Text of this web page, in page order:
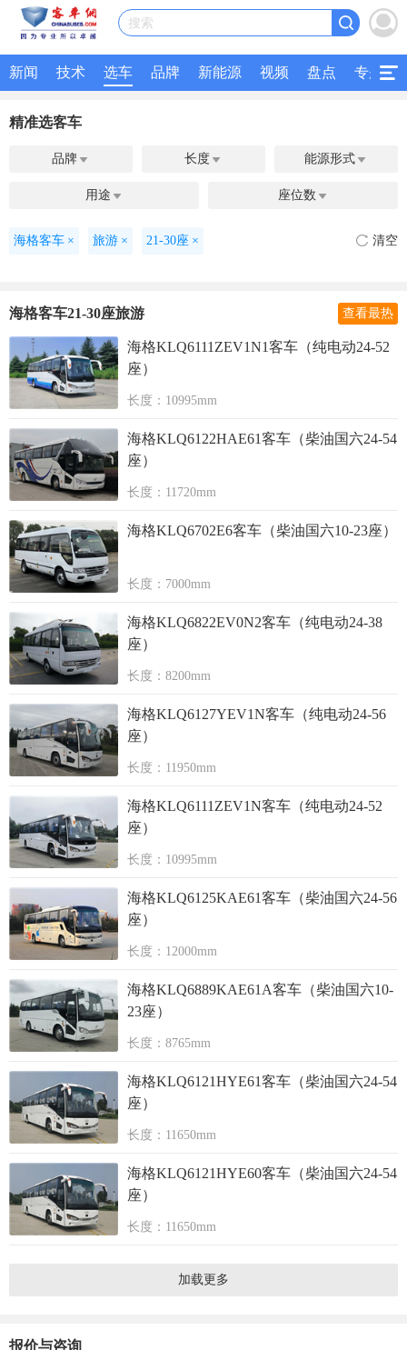
搜索
新闻 技术 选车 品牌 新能源 视频 盘点 专题
精准选客车
品牌  长度  能源形式 
用途  座位数 
海格客车 × 旅游 × 21-30座 × 清空
海格客车21-30座旅游 查看最热
海格KLQ6111ZEV1N1客车（纯电动24-52
座）
长度：10995mm
海格KLQ6122HAE61客车（柴油国六24-54
座）
长度：11720mm
海格KLQ6702E6客车（柴油国六10-23座）
长度：7000mm
海格KLQ6822EV0N2客车（纯电动24-38
座）
长度：8200mm
海格KLQ6127YEV1N客车（纯电动24-56
座）
长度：11950mm
海格KLQ6111ZEV1N客车（纯电动24-52
座）
长度：10995mm
海格KLQ6125KAE61客车（柴油国六24-56
座）
长度：12000mm
海格KLQ6889KAE61A客车（柴油国六10-
23座）
长度：8765mm
海格KLQ6121HYE61客车（柴油国六24-54
座）
长度：11650mm
海格KLQ6121HYE60客车（柴油国六24-54
座）
长度：11650mm
加载更多
报价与咨询